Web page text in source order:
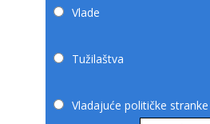
Vlade
Tužilaštva
Vladajuće političke stranke